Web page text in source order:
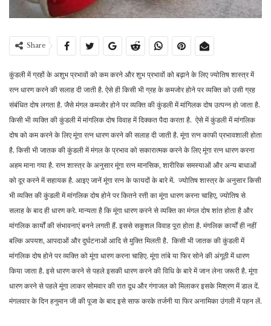
Share
कुंडली में ग्रहों के अशुभ प्रभावों को कम करने और शुभ प्रभावों को बढ़ाने के लिए ज्योतिष शास्त्र में
रत्न धारण करने की सलाह दी जाती है. ऐसे ही किसी भी ग्रह के कमजोर होने पर व्यक्ति को उसी ग्रह
संबंधित दोष लगता है. जैसे मंगल कमजोर होने पर व्यक्ति की कुंडली में मांगिलक दोष उत्पन्न हो जाता है.
किसी भी व्यक्ति की कुंडली में मांगलिक दोष विवाह में दिक्कत पैदा करता है. ऐसे में कुंडली में मांगलिक
दोष को कम करने के लिए मूंगा रत्न धारण करने की सलाह दी जाती है. मूंगा रत्न काफी प्रभावशाली होता
है. किसी भी जातक की कुंडली में मंगल के प्रभाव को सकारात्मक करने के लिए मूंगा रत्न धारण करना
अहम माना गया है. रत्न शास्त्र के अनुसार मूंगा रत्न मानसिक, शारीरिक समस्याओं और अन्य बाधाओं
को दूर करने में सहायक है. आइए जानें मूंगा रत्न के फायदों के बारे में. ज्योतिष शास्त्र के अनुसार किसी
भी व्यक्ति की कुंडली में मांगलिक दोष होने पर कितने रत्ती का मूंगा धारण करना चाहिए, ज्योतिष से
सलाह के बाद ही धारण करे. मान्यता है कि मूंगा धारण करने से व्यक्ति का मंगल दोष शांत होता है और
मांगलिक कार्यों की संभावनाएं बनने लगती हैं. इससे सकुशल विवाह पूरा होता है. मंगलिक कार्यों ही नहीं
बल्कि अपयश, आपदाओं और दुर्घटनाओं आदि से मुक्ति मिलती है. किसी भी जातक की कुंडली में
मांगलिक दोष होने पर व्यक्ति को मूंगा धारण करना चाहिए. मूंगा तांबे या फिर सोने की अंगूठी में धारण
किया जाता है. इसे धारण करने से पहले इसकी धारण करने की विधि के बारे में जान लेना जरूरी है. मूंगा
धारण करने से पहले मूंगा लाकर सोमवार की रात दूध और गंगाजल को मिलाकर इसके मिश्रण में डाल दें.
मंगलवार के दिन हनुमान जी की पूजा के बाद इसे साफ करके तर्जनी या फिर अनामिका उंगली में पहन लें.